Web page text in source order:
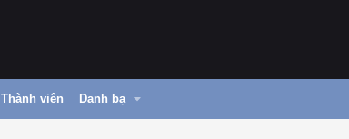
Thành viên Danh bạ